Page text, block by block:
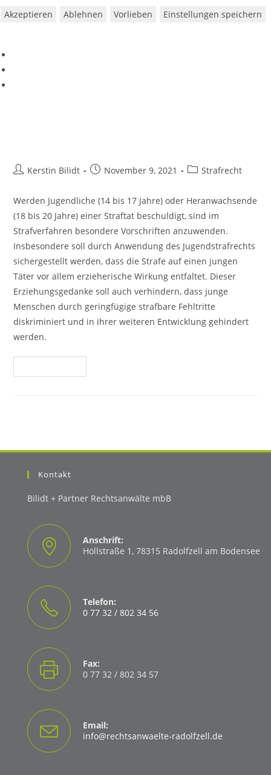
Akzeptieren Ablehnen Vorlieben
Einstellungen speichern
Beitrags-
Kerstin Bilidt
BeitragNovember 9, 2021
Beitrags-
Strafrecht
Werden Jugendliche (14 bis 17 Jahre) oder Heranwachsende
(18 bis 20 Jahre) einer Straftat beschuldigt, sind im
Strafverfahren besondere Vorschriften anzuwenden.
Insbesondere soll durch Anwendung des Jugendstrafrechts
sichergestellt werden, dass die Strafe auf einen jungen
Täter vor allem erzieherische Wirkung entfaltet. Dieser
Erziehungsgedanke soll auch verhindern, dass junge
Menschen durch geringfügige strafbare Fehltritte
diskriminiert und in ihrer weiteren Entwicklung gehindert
werden.
Kontakt
Bilidt + Partner Rechtsanwälte mbB
Anschrift:
Höllstraße 1, 78315 Radolfzell am Bodensee
Telefon:
0 77 32 / 802 34 56
application
Fax:
0 77 32 / 802 34 57
Email:
info@rechtsanwaelte-radolfzell.de